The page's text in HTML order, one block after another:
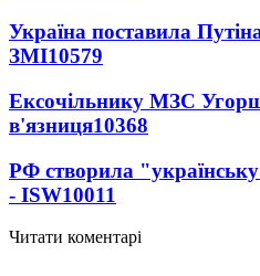
Україна поставила
ЗМІ10579
Ексочільнику МЗС
в'язниця10368
РФ створила
- ISW10011
Читати коментарі